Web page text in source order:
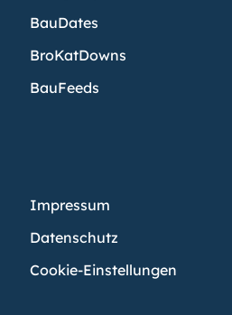
BauDates
BroKatDowns
BauFeeds
Impressum
Datenschutz
Cookie-Einstellungen